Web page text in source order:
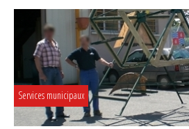
Services municipaux